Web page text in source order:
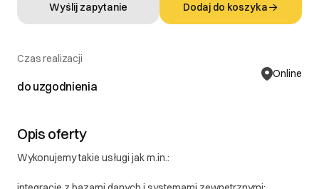
Czas realizacji
do uzgodnienia
Online
Wyślij zapytanie Dodaj do koszyka
Opis oferty
Wykonujemy takie usługi jak m.in.: